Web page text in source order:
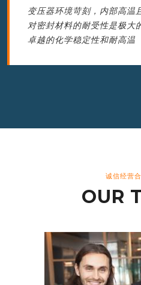
变压器环境苛刻，内部高温
对密封材料的耐受性是极大
卓越的化学稳定性和耐高温
诚信经营
OUR